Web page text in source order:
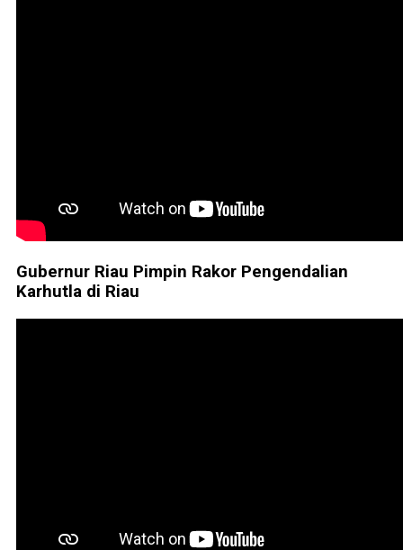
Gubernur Riau Pimpin Rakor Pengendalian
Karhutla di Riau